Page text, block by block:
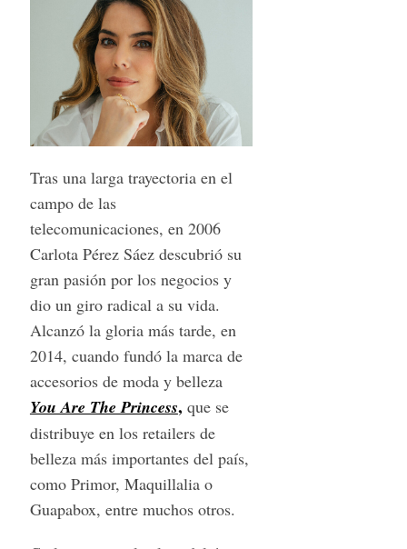
Tras una larga trayectoria en el
campo de las
telecomunicaciones, en 2006
Carlota Pérez Sáez descubrió su
gran pasión por los negocios y
dio un giro radical a su vida.
Alcanzó la gloria más tarde, en
2014, cuando fundó la marca de
accesorios de moda y belleza
You Are The Princess, que se
distribuye en los retailers de
belleza más importantes del país,
como Primor, Maquillalia o
Guapabox, entre muchos otros.
c
r
: